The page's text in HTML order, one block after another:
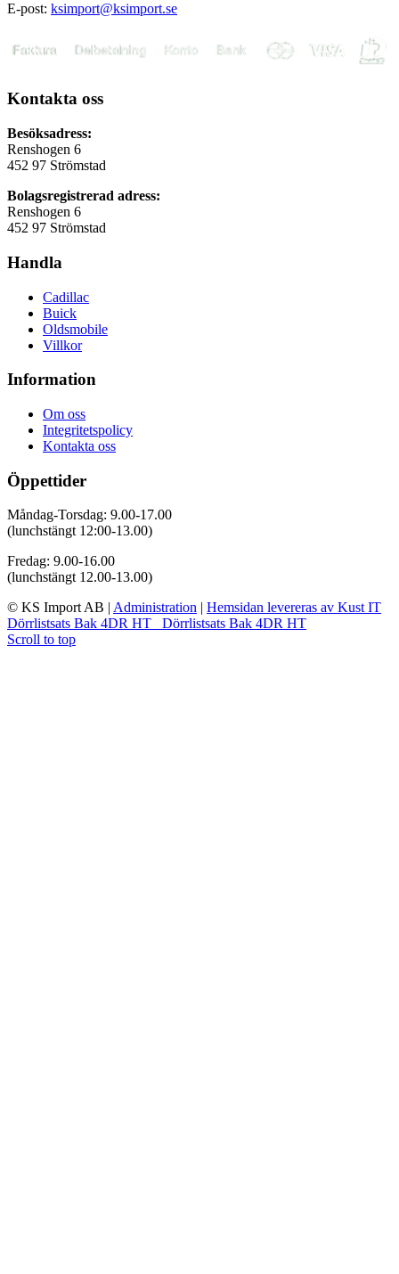
E-post: ksimport@ksimport.se
Kontakta oss
Besöksadress:
Renshogen 6
452 97 Strömstad
Bolagsregistrerad adress:
Renshogen 6
452 97 Strömstad
Handla
Cadillac
Buick
Oldsmobile
Villkor
Information
Om oss
Integritetspolicy
Kontakta oss
Öppettider
Måndag-Torsdag: 9.00-17.00
(lunchstängt 12:00-13.00)
Fredag: 9.00-16.00
(lunchstängt 12.00-13.00)
© KS Import AB | Administration | Hemsidan levereras av Kust IT
Dörrlistsats Bak 4DR HT
Dörrlistsats Bak 4DR HT
Scroll to top